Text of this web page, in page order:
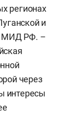
регионах
и
МИД РФ. –
через
интересы